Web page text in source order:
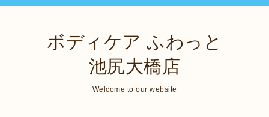
ボディケア ふわっと
池尻大橋店
Welcome to our website